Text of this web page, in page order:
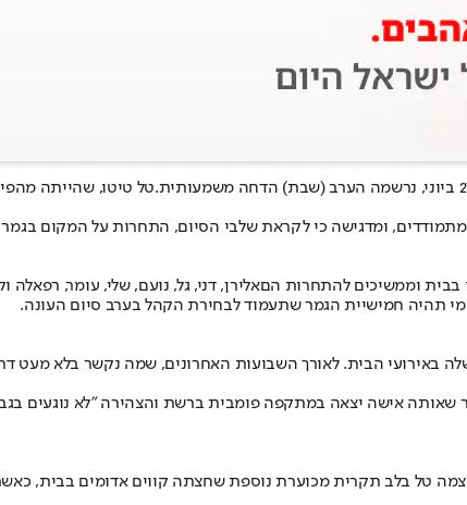
טל טיטו, שהייתה
ומדגישה כי לקראת שלבי הסיום, התחרות על המקום
בבית וממשיכים להתחרות הםאלירן, דני, גל, נועם, שלי, עומר, רפאלה
באירועי הבית. לאורך השבועות האחרונים, שמה נקשר בלא מעט
שאותה אישה יצאה במתקפה פומבית ברשת והצהירה "לא נוגעים
טל בלב תקרית מכוערת נוספת שחצתה קווים אדומים בבית,